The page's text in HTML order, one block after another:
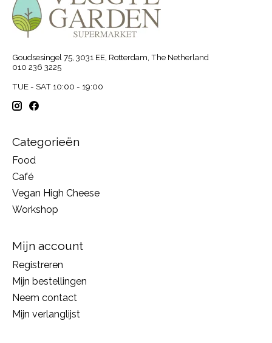
Goudsesingel 75, 3031 EE, Rotterdam, The Netherland
010 236 3225
TUE - SAT 10:00 - 19:00
Categorieën
Food
Café
Vegan High Cheese
Workshop
Mijn account
Registreren
Mijn bestellingen
Neem contact
Mijn verlanglijst